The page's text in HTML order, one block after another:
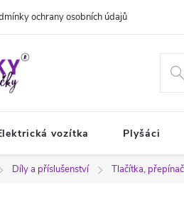
ochrany osobních údajů
vozítka Plyšáci
Díly a příslušenství Tlačítka,